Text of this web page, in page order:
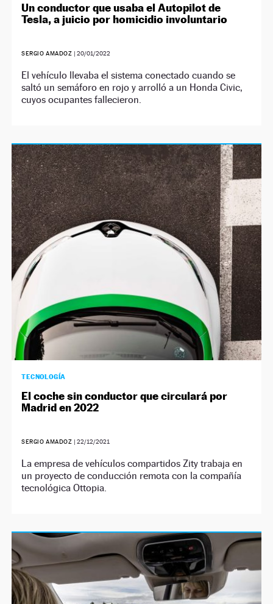
Un conductor que usaba el Autopilot de
Tesla, a juicio por homicidio involuntario
SERGIO AMADOZ | 20/01/2022
El vehículo llevaba el sistema conectado cuando se
saltó un semáforo en rojo y arrolló a un Honda Civic,
cuyos ocupantes fallecieron.
TECNOLOGÍA
El coche sin conductor que circulará por
Madrid en 2022
SERGIO AMADOZ | 22/12/2021
La empresa de vehículos compartidos Zity trabaja en
un proyecto de conducción remota con la compañía
tecnológica Ottopia.